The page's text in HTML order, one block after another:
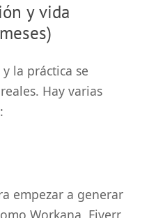
y vida
la práctica se
Hay varias
empezar a generar